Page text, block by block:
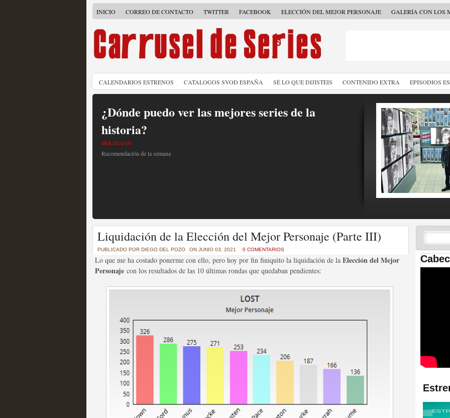
INICIO CORREO DE CONTACTO TWITTER FACEBOOK ELECCIÓN DEL MEJOR PERSONAJE GALERÍA CON LOS
CALENDARIOS ESTRENOS CATALOGOS SVOD ESPAÑA SÉ LO QUE DIJISTEIS CONTENIDO EXTRA EPISODIOS
¿Dónde puedo ver las mejores series de la
historia?
MOLTISANTI
Recomendación de la semana
Un recorrido por todas las temporadas de Game
of Thrones a través de sus mejores tráilers
MOLTISANTI
Recomendación de la semana
La burbuja de los jugadores de la ficción
original
MOLTISANTI
Recomendación de la semana
Liquidación de la Elección del Mejor Personaje (Parte III)
PUBLICADO POR DIEGO DEL POZO ON JUNIO 03, 2021 0 COMENTARIOS
Lo que me ha costado ponerme con ello, pero hoy por fin finiquito la liquidación de la Elección del Mejor
Personaje con los resultados de las 10 últimas rondas que quedaban pendientes: